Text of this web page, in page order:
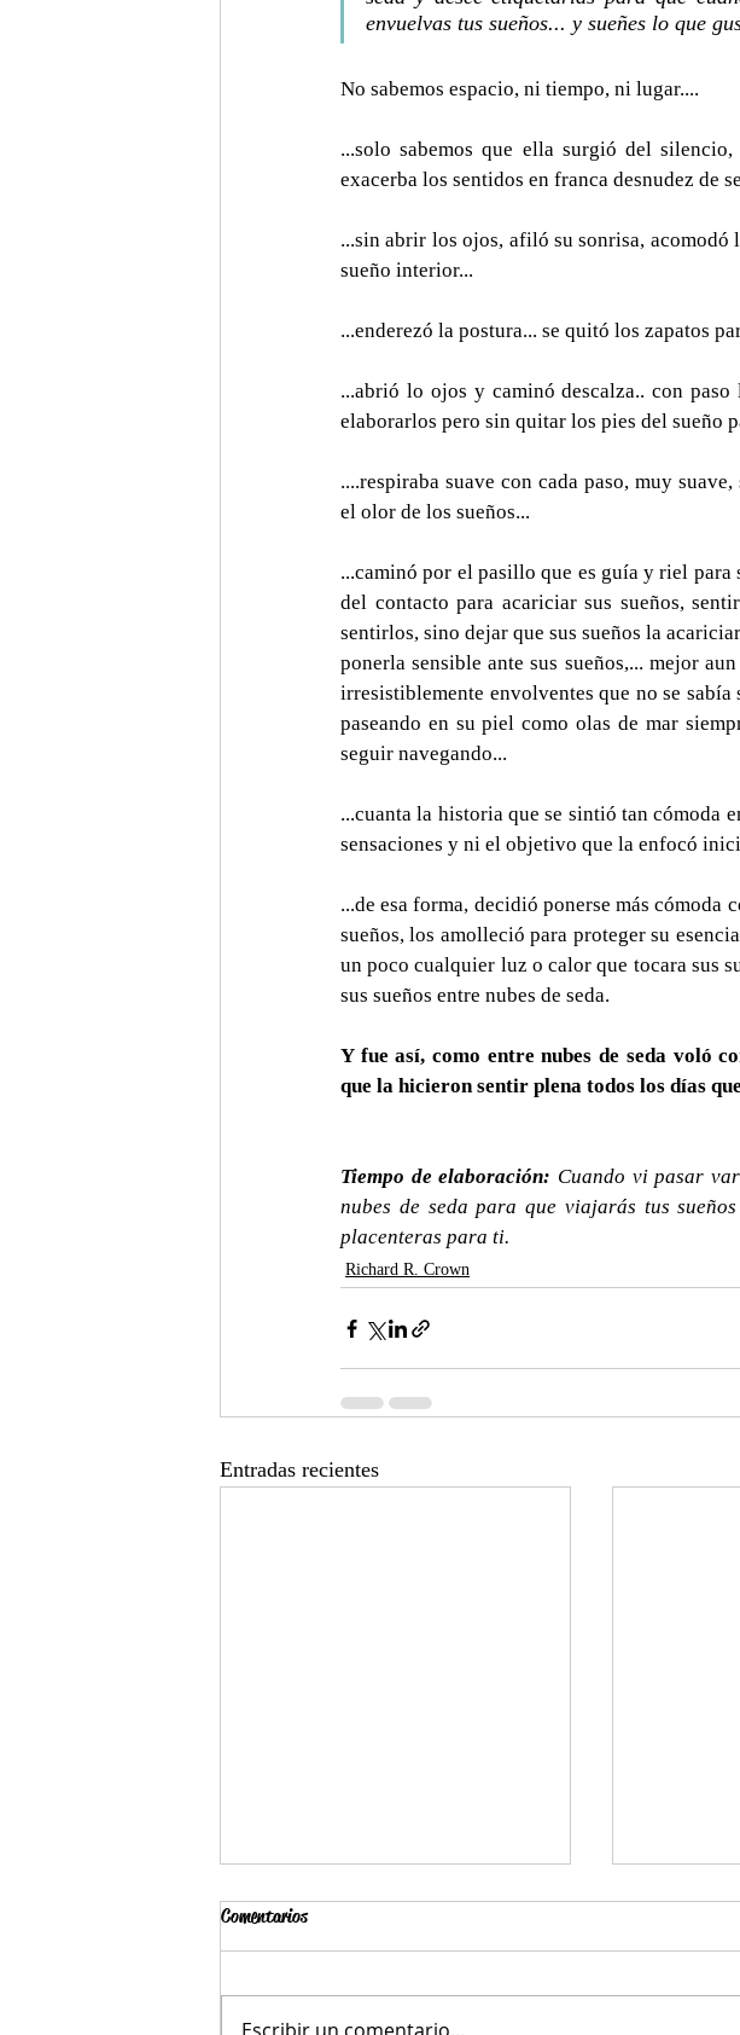
envuelvas tus sueños... y sueñes lo que
No sabemos espacio, ni tiempo, ni lugar....
...solo sabemos que ella surgió del
exacerba los sentidos en franca desnudez de
...sin abrir los ojos, afiló su sonrisa,
sueño interior...
...enderezó la postura... se quitó los zapatos
...abrió lo ojos y caminó descalza.. con
elaborarlos pero sin quitar los pies del sueño
....respiraba suave con cada paso, muy
el olor de los sueños...
...caminó por el pasillo que es guía y riel para
del contacto para acariciar sus sueños,
sentirlos, sino dejar que sus sueños la
ponerla sensible ante sus sueños,... mejor
irresistiblemente envolventes que no se
paseando en su piel como olas de mar
seguir navegando...
...cuanta la historia que se sintió tan cómoda
sensaciones y ni el objetivo que la enfocó
...de esa forma, decidió ponerse más cómoda
sueños, los amolleció para proteger su
un poco cualquier luz o calor que tocara sus
sus sueños entre nubes de seda.
Y fue así, como entre nubes de seda voló
que la hicieron sentir plena todos los días
Tiempo de elaboración: Cuando vi pasar
nubes de seda para que viajarás tus
placenteras para ti.
Richard R. Crown
Entradas recientes
Comentarios